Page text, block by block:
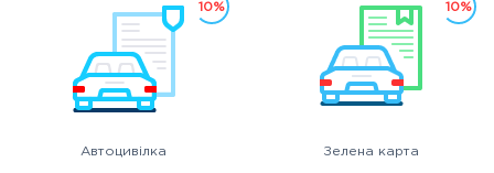
Автоцивілка
10%
Зелена карта
10%